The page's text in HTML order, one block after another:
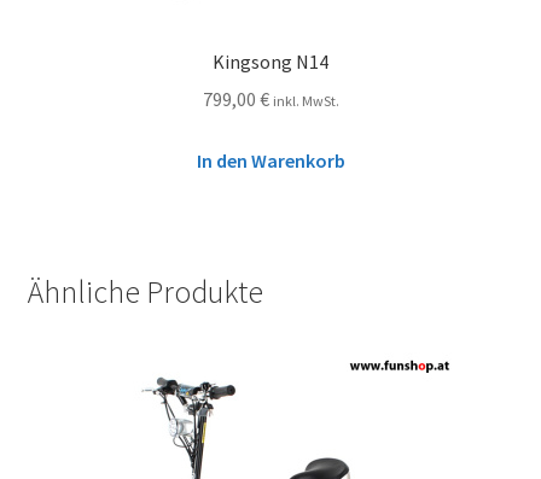
Kingsong N14
799,00 € inkl. MwSt.
In den Warenkorb
Ähnliche Produkte